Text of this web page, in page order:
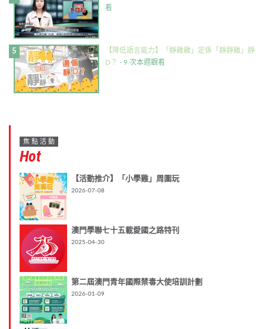
看
【降低語言能力】「靜雞雞」定係「靜靜雞」靜
D？ - 9 次本週觀看
焦點活動
Hot
【活動推介】「小學雞」周圍玩
2026-07-08
澳門學聯七十五載愛國之路特刊
2025-04-30
第二屆澳門青年國際禁毒大使培訓計劃
2026-01-09